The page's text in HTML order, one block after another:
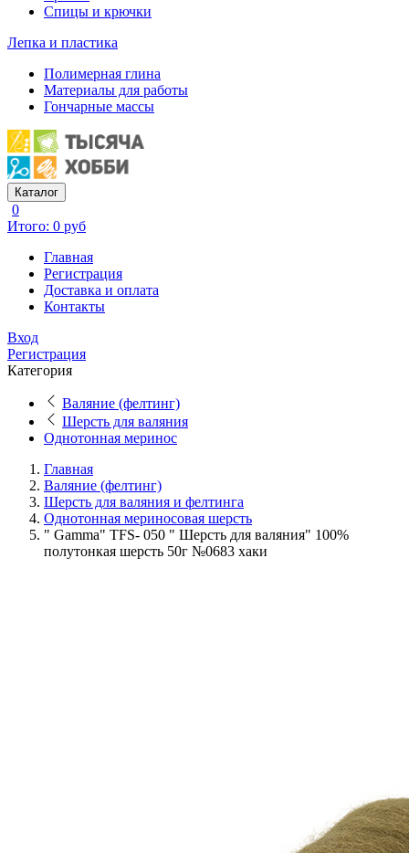
Спицы и крючки
Лепка и пластика
Полимерная глина
Материалы для работы
Гончарные массы
Каталог
0
Итого: 0 руб
Главная
Регистрация
Доставка и оплата
Контакты
Вход
Регистрация
Категория
Валяние (фелтинг)
Шерсть для валяния
Однотонная меринос
Главная
Валяние (фелтинг)
Шерсть для валяния и фелтинга
Однотонная мериносовая шерсть
" Gamma" TFS- 050 " Шерсть для валяния" 100%
полутонкая шерсть 50г №0683 хаки